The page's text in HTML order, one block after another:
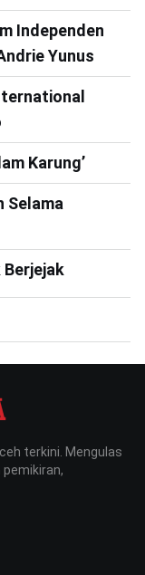
Independen
Yunus
Karung’
Selama
Berjejak
terkini. Mengulas
pemikiran,